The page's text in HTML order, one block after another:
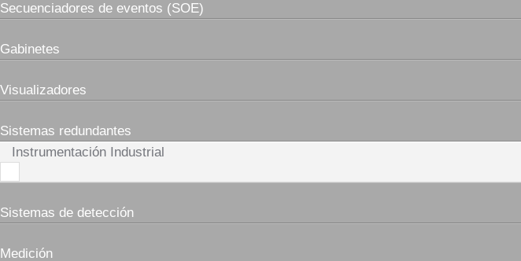
Secuenciadores de eventos (SOE)
Gabinetes
Visualizadores
Sistemas redundantes
Instrumentación Industrial
Sistemas de detección
Medición